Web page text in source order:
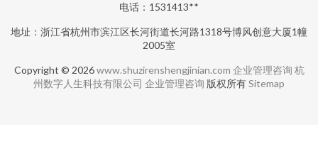
电话：1531413**
地址：浙江省杭州市滨江区长河街道长河路1318号博风创意大厦1幢
2005室
Copyright © 2026www.shuzirenshengjinian.com 企业管理咨询 杭
州数字人生科技有限公司 企业管理咨询 版权所有Sitemap